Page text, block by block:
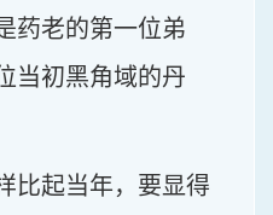
药老的第一位弟
当初黑角域的丹
比起当年，要显得